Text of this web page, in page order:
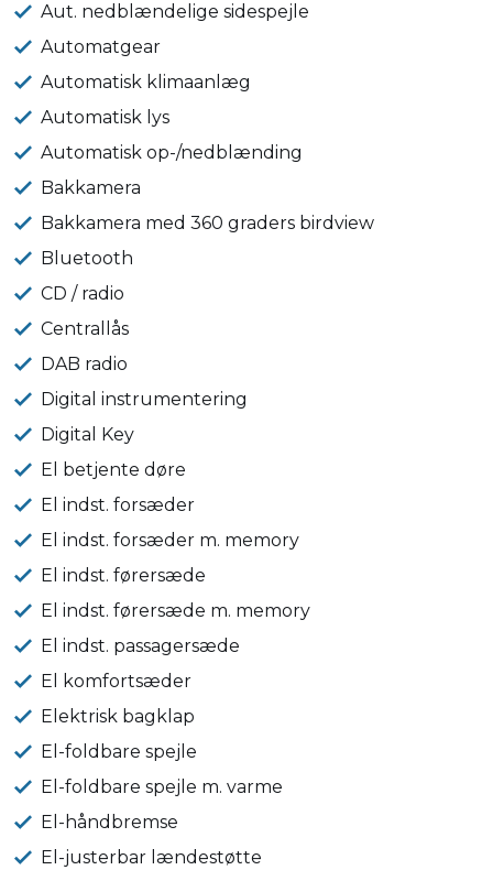
Aut. nedblændelige sidespejle
Automatgear
Automatisk klimaanlæg
Automatisk lys
Automatisk op-/nedblænding
Bakkamera
Bakkamera med 360 graders birdview
Bluetooth
CD / radio
Centrallås
DAB radio
Digital instrumentering
Digital Key
El betjente døre
El indst. forsæder
El indst. forsæder m. memory
El indst. førersæde
El indst. førersæde m. memory
El indst. passagersæde
El komfortsæder
Elektrisk bagklap
El-foldbare spejle
El-foldbare spejle m. varme
El-håndbremse
El-justerbar lændestøtte